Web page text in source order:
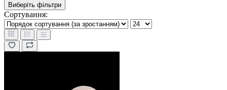
Виберіть фільтри
Сортування: